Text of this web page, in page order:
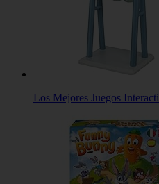
Los Mejores Juegos